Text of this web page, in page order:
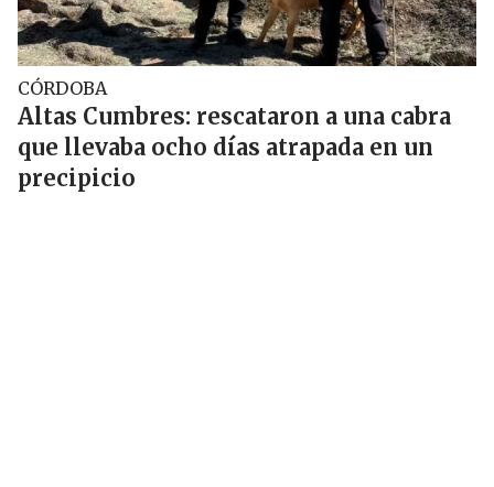
CÓRDOBA
Altas Cumbres: rescataron a una cabra
que llevaba ocho días atrapada en un
precipicio